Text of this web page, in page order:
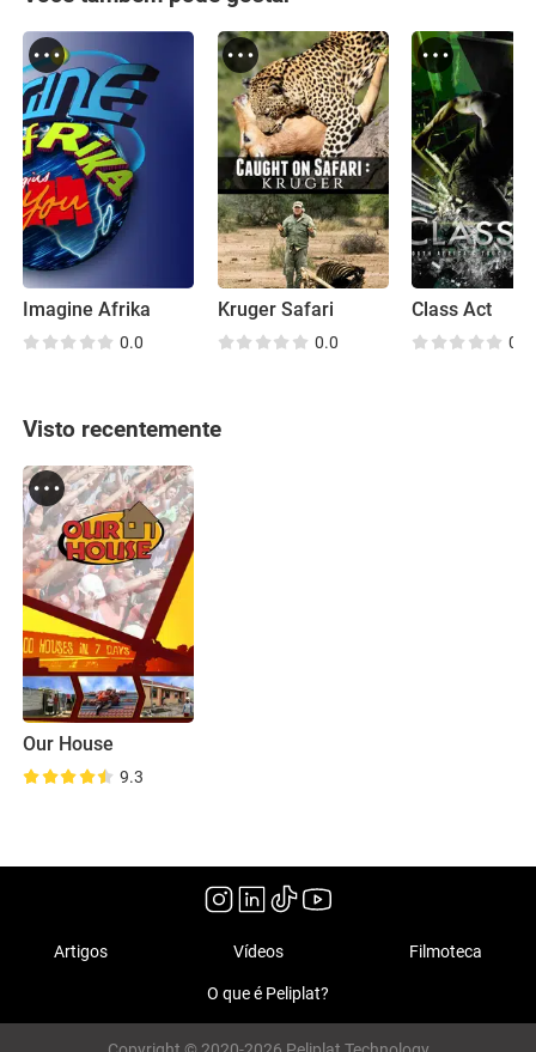
Imagine Afrika
0.0
Kruger Safari
0.0
Class Act
0.0
Visto recentemente
Our House
9.3
Artigos Vídeos Filmoteca
O que é Peliplat?